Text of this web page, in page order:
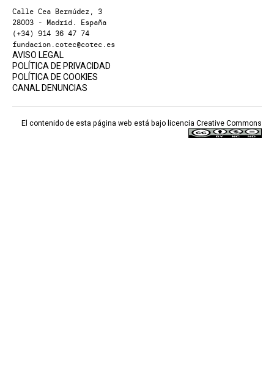
Calle Cea Bermúdez, 3
28003 - Madrid. España
(+34) 914 36 47 74
fundacion.cotec@cotec.es
AVISO LEGAL
POLÍTICA DE PRIVACIDAD
POLÍTICA DE COOKIES
CANAL DENUNCIAS
El contenido de esta página web está bajo licencia Creative Commons